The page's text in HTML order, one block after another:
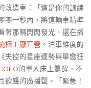
改造車：「這是你的訓練
零一秒內，將這輛車精準
著那輛閃閃發光、還在播
櫃工廠直營 。泊車維度的
失控的星座運勢與單戀狂
的單人床上驚醒，不
欲聾的廣播聲。「緊急！